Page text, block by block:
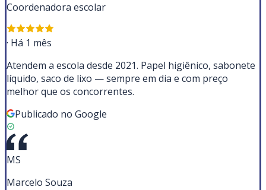
Coordenadora escolar
· Há 1 mês
Atendem a escola desde 2021. Papel higiênico, sabonete
líquido, saco de lixo — sempre em dia e com preço
melhor que os concorrentes.
Publicado no Google
MS
Marcelo Souza